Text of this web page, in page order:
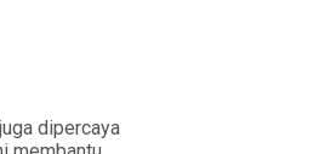
dipercaya